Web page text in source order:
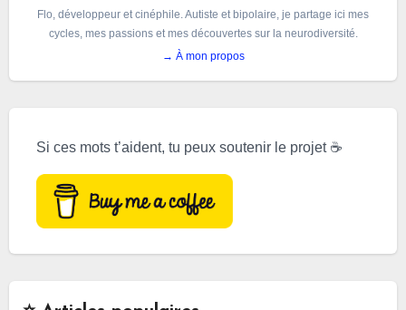
Flo, développeur et cinéphile. Autiste et bipolaire, je partage ici mes
cycles, mes passions et mes découvertes sur la neurodiversité.
→ À mon propos
Si ces mots t’aident, tu peux soutenir le projet ☕